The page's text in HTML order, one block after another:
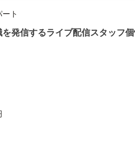
ト
発信するライブ配信スタッフ